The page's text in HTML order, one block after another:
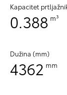
Kapacitet
0.388 m³
Dužina (mm)
4362 mm